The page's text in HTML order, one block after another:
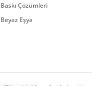
Baskı Çözümleri
Beyaz Eşya